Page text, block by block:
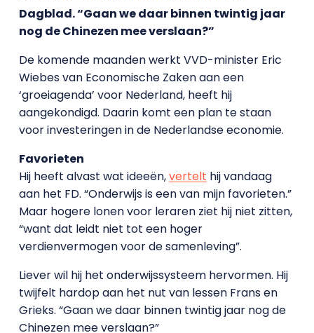
Dagblad. “Gaan we daar binnen twintig jaar
nog de Chinezen mee verslaan?”
De komende maanden werkt VVD-minister Eric
Wiebes van Economische Zaken aan een
‘groeiagenda’ voor Nederland, heeft hij
aangekondigd. Daarin komt een plan te staan
voor investeringen in de Nederlandse economie.
Favorieten
Hij heeft alvast wat ideeën,vertelt hij vandaag
aan het FD. “Onderwijs is een van mijn favorieten.”
Maar hogere lonen voor leraren ziet hij niet zitten,
“want dat leidt niet tot een hoger
verdienvermogen voor de samenleving”.
Liever wil hij het onderwijssysteem hervormen. Hij
twijfelt hardop aan het nut van lessen Frans en
Grieks. “Gaan we daar binnen twintig jaar nog de
Chinezen mee verslaan?”